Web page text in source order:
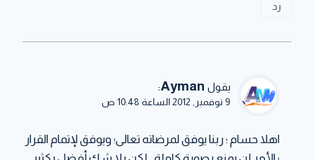
رد
يقول Ayman
:
9 نوفمبر, 2012 الساعة 10:48 ص
اهلا حسام ؛ ربنا يوفق لمرضاته تعالى؛ ويوفق لإتمام القرار